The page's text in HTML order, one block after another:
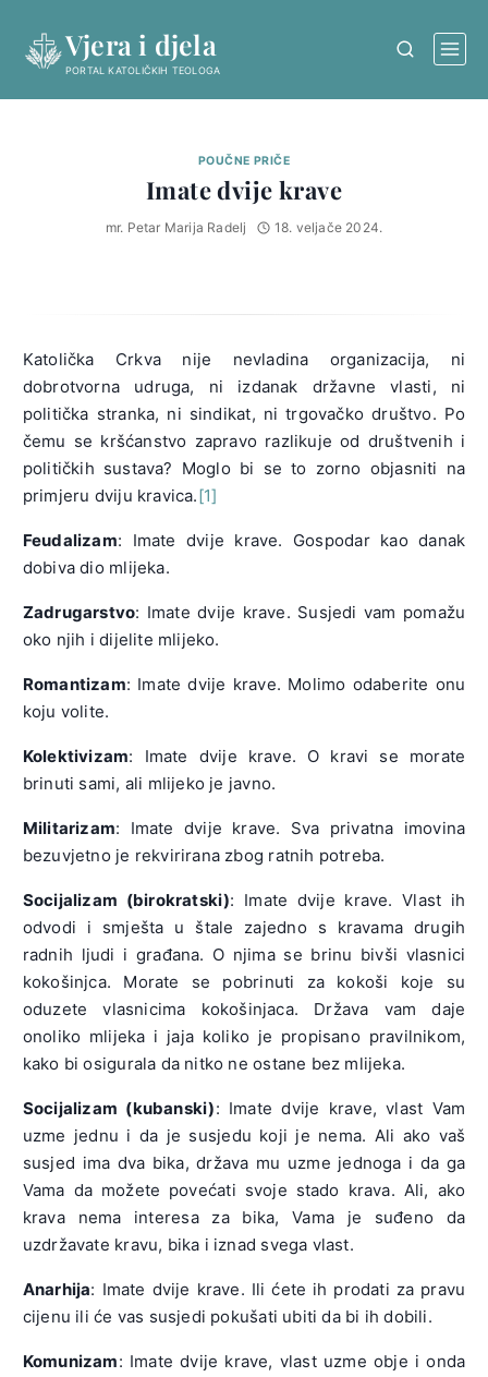
content
Vjera i djela
PORTAL KATOLIČKIH TEOLOGA
POUČNE PRIČE
Imate dvije krave
mr. Petar Marija Radelj 18. veljače 2024.
Katolička Crkva nije nevladina organizacija, ni
dobrotvorna udruga, ni izdanak državne vlasti, ni
politička stranka, ni sindikat, ni trgovačko društvo. Po
čemu se kršćanstvo zapravo razlikuje od društvenih i
političkih sustava? Moglo bi se to zorno objasniti na
primjeru dviju kravica.[1]
Feudalizam: Imate dvije krave. Gospodar kao danak
dobiva dio mlijeka.
Zadrugarstvo: Imate dvije krave. Susjedi vam pomažu
oko njih i dijelite mlijeko.
Romantizam: Imate dvije krave. Molimo odaberite onu
koju volite.
Kolektivizam: Imate dvije krave. O kravi se morate
brinuti sami, ali mlijeko je javno.
Militarizam: Imate dvije krave. Sva privatna imovina
bezuvjetno je rekvirirana zbog ratnih potreba.
Socijalizam (birokratski): Imate dvije krave. Vlast ih
odvodi i smješta u štale zajedno s kravama drugih
radnih ljudi i građana. O njima se brinu bivši vlasnici
kokošinjca. Morate se pobrinuti za kokoši koje su
oduzete vlasnicima kokošinjaca. Država vam daje
onoliko mlijeka i jaja koliko je propisano pravilnikom,
kako bi osigurala da nitko ne ostane bez mlijeka.
Socijalizam (kubanski): Imate dvije krave, vlast Vam
uzme jednu i da je susjedu koji je nema. Ali ako vaš
susjed ima dva bika, država mu uzme jednoga i da ga
Vama da možete povećati svoje stado krava. Ali, ako
krava nema interesa za bika, Vama je suđeno da
uzdržavate kravu, bika i iznad svega vlast.
Anarhija: Imate dvije krave. Ili ćete ih prodati za pravu
cijenu ili će vas susjedi pokušati ubiti da bi ih dobili.
Komunizam: Imate dvije krave, vlast uzme obje i onda